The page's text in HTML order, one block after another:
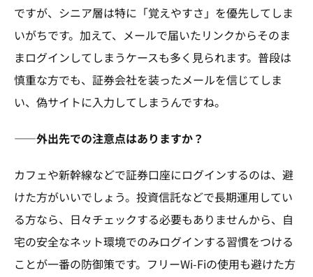
ですが、シニア層は特に「覚えやすさ」を優先してしま
いがちです。加えて、メールで届いたリンクからそのま
まログインしてしまうケースも多く見られます。普段は
慎重な方でも、証券会社を装ったメールを信じてしま
い、偽サイトに入力してしまうんですね。
――外出先での注意点はありますか？
カフェや新幹線などで証券口座にログインするのは、避
けた方がいいでしょう。投資信託などで長期運用してい
る方なら、日々チェックする必要もありませんから、自
宅の安全なネット環境でのみログインする習慣をつける
ことが一番の防御策です。フリーWi-Fiの使用も避けた方